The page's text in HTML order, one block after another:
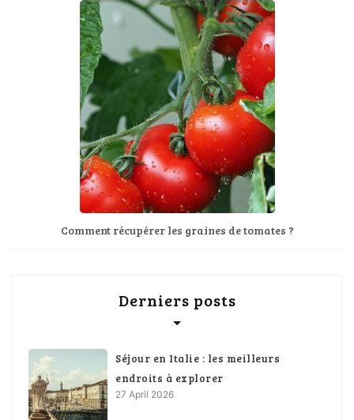
Comment récupérer les graines de tomates ?
Derniers posts
Séjour en Italie : les meilleurs
endroits à explorer
27 April 2026